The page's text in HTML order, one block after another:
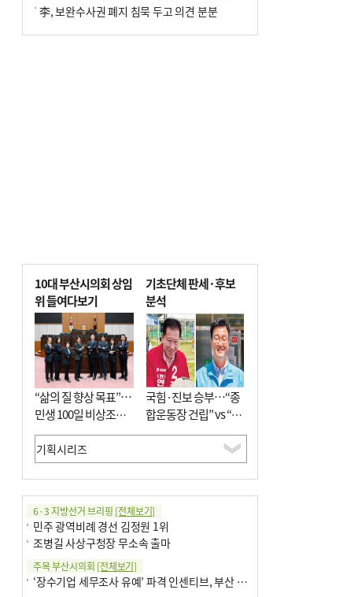
李, 보완수사권 폐지 침묵 두고 의견 분분
10대 부산시의회 상임
위 들여다보기
“삶의 질 향상 목표”…
민생 100일 비상조치
면밀 심사
기초단체 판세·후보
분석
국힘·진보 승부…“종
합운동장 건립” vs “출
근 공공버스 도입”
6·3 지방선거 브리핑 [전체보기]
민주 광역비례 경선 김정원 1위
조병길 사상구청장 무소속 출마
주목 부산시의회 [전체보기]
‘장수기업 세무조사 유예’ 파격 인센티브, 부산 유출 막을까